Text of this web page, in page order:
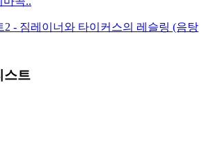
2 - 짐레이너와 타이커스의 레슬링 (음탕
스트